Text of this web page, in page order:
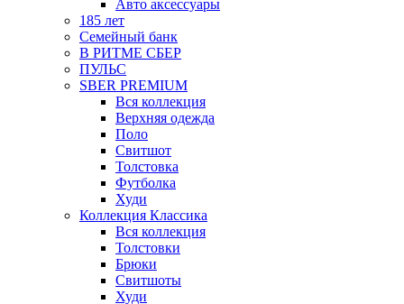
Авто аксессуары
185 лет
Семейный банк
В РИТМЕ СБЕР
ПУЛЬС
SBER PREMIUM
Вся коллекция
Верхняя одежда
Поло
Свитшот
Толстовка
Футболка
Худи
Коллекция Классика
Вся коллекция
Толстовки
Брюки
Свитшоты
Худи